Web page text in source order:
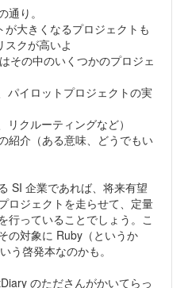
り。
が大きくなるプロジェクトも
クが高いよ
その中のいくつかのプロジェ
パイロットプロジェクトの実
リクルーティングなど）
紹介（ある意味、どうでもい
SI 企業であれば、将来有望
ロジェクトを走らせて、定量
行っていることでしょう。こ
の対象に Ruby（というか
う啓発本なのかも。
のたださんがかいてらっ